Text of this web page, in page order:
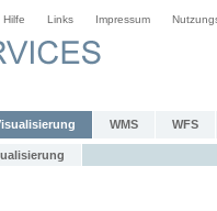
Hilfe Links Impressum
WMS WFS